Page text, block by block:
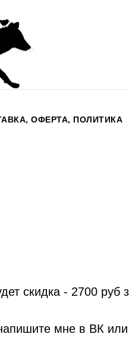
ОФЕРТА, ПОЛИТИКА
скидка - 2700 руб
мне в ВК